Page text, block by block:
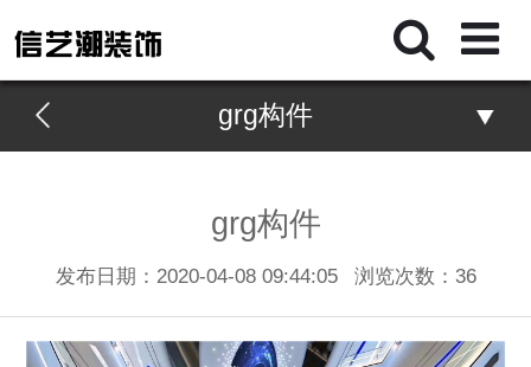
grg构件
grg构件
发布日期：2020-04-08 09:44:05 浏览次数： 36